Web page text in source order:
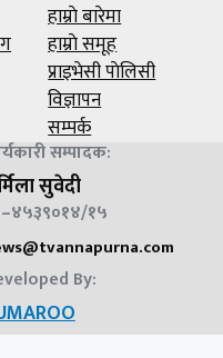
हाम्राे बारेमा
हाम्राे समूह
प्राइभेसी पाेलिसी
विज्ञापन
सम्पर्क
सम्पादक:
सुवेदी
१५
tvannapurna.com
By: